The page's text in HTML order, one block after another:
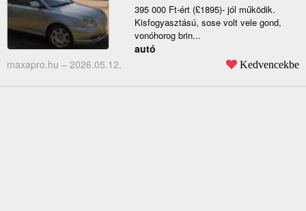
395 000 Ft-ért (£1895)- jól működik.
Kisfogyasztású, sose volt vele gond,
vonóhorog brin...
autó
maxapro.hu – 2026.05.12. Kedvencekbe